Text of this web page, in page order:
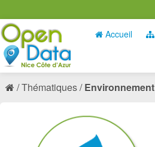
Accueil
Thématiques Environnement